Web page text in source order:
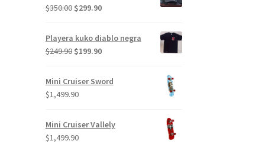
$350.00 El
original
era:
$299.90El
actual
es:
Playera kuko diablo negra
$249.90 El
original
era:
$199.90El
actual
Mini Cruiser Sword
$1,499.90
Mini Cruiser Vallely
$1,499.90